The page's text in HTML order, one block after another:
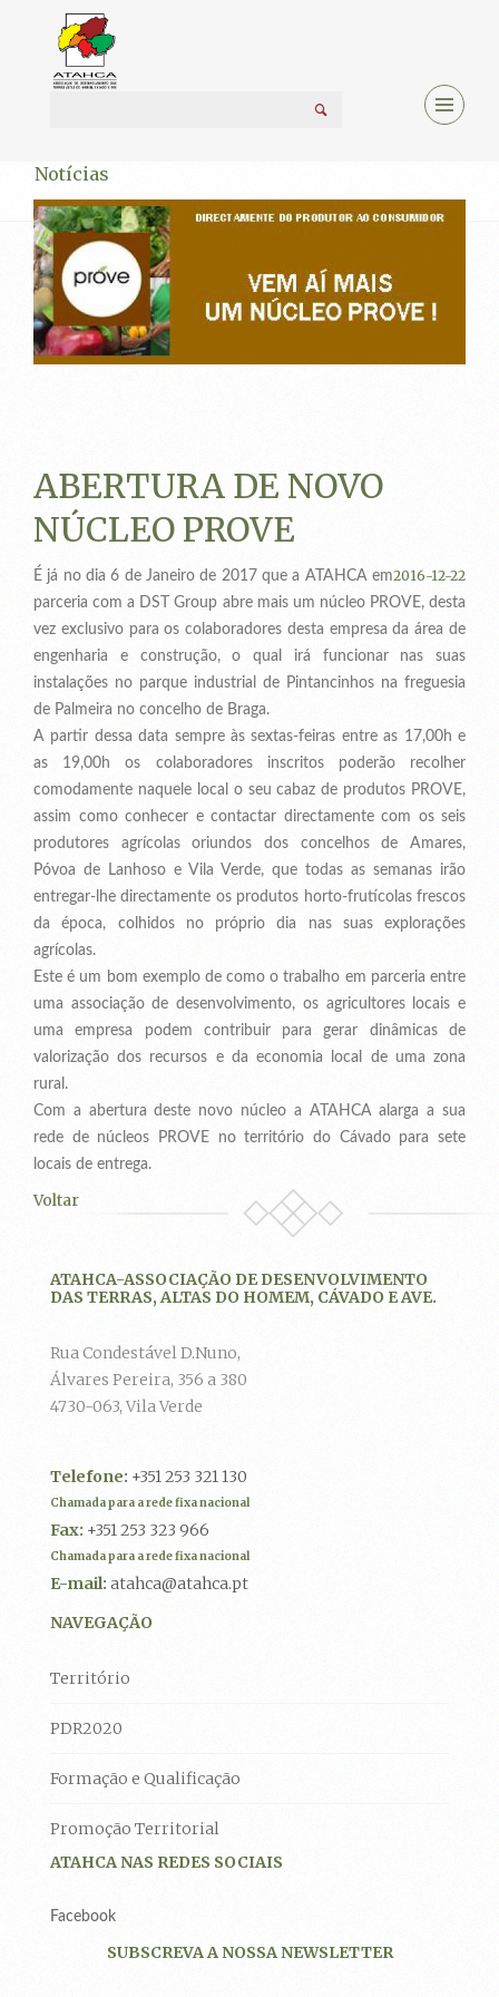
Notícias
ABERTURA DE NOVO
NÚCLEO PROVE
2016-12-22
É já no dia 6 de Janeiro de 2017 que a ATAHCA em
parceria com a DST Group abre mais um núcleo PROVE, desta
vez exclusivo para os colaboradores desta empresa da área de
engenharia e construção, o qual irá funcionar nas suas
instalações no parque industrial de Pintancinhos na freguesia
de Palmeira no concelho de Braga.
A partir dessa data sempre às sextas-feiras entre as 17,00h e
as 19,00h os colaboradores inscritos poderão recolher
comodamente naquele local o seu cabaz de produtos PROVE,
assim como conhecer e contactar directamente com os seis
produtores agrícolas oriundos dos concelhos de Amares,
Póvoa de Lanhoso e Vila Verde, que todas as semanas irão
entregar-lhe directamente os produtos horto-frutícolas frescos
da época, colhidos no próprio dia nas suas explorações
agrícolas.
Este é um bom exemplo de como o trabalho em parceria entre
uma associação de desenvolvimento, os agricultores locais e
uma empresa podem contribuir para gerar dinâmicas de
valorização dos recursos e da economia local de uma zona
rural.
Com a abertura deste novo núcleo a ATAHCA alarga a sua
rede de núcleos PROVE no território do Cávado para sete
locais de entrega.
Voltar
ATAHCA-ASSOCIAÇÃO DE DESENVOLVIMENTO
DAS TERRAS, ALTAS DO HOMEM, CÁVADO E AVE.
Rua Condestável D.Nuno,
Álvares Pereira, 356 a 380
4730-063, Vila Verde
Telefone: +351 253 321 130
Chamada para a rede fixa nacional
Fax: +351 253 323 966
Chamada para a rede fixa nacional
E-mail: atahca@atahca.pt
NAVEGAÇÃO
Território
PDR2020
Formação e Qualificação
Promoção Territorial
ATAHCA NAS REDES SOCIAIS
Facebook
SUBSCREVA A NOSSA NEWSLETTER